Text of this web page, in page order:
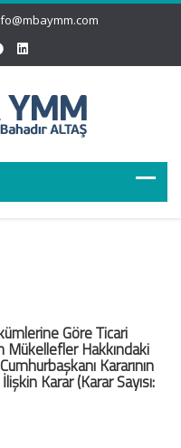
Göre Ticari
Mükellefler Hakkındaki
Kararının
Karar (Karar Sayısı: